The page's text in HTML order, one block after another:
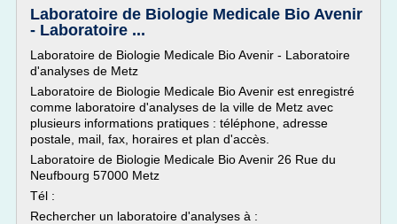
Laboratoire de Biologie Medicale Bio Avenir
- Laboratoire ...
Laboratoire de Biologie Medicale Bio Avenir - Laboratoire
d'analyses de Metz
Laboratoire de Biologie Medicale Bio Avenir est enregistré
comme laboratoire d'analyses de la ville de Metz avec
plusieurs informations pratiques : téléphone, adresse
postale, mail, fax, horaires et plan d'accès.
Laboratoire de Biologie Medicale Bio Avenir 26 Rue du
Neufbourg 57000 Metz
Tél :
Rechercher un laboratoire d'analyses à :